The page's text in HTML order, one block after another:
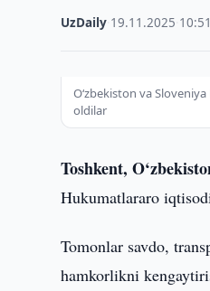
UzDaily 19.11.2025 10:51
Oʻzbekiston va
oldilar
Toshkent,
Hukumatlararo
Tomonlar savdo,
hamkorlikni